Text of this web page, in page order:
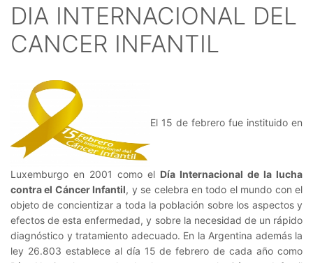
DIA INTERNACIONAL DEL
CANCER INFANTIL
El 15 de febrero fue instituido en
Luxemburgo en 2001 como el Día Internacional de la lucha
contra el Cáncer Infantil, y se celebra en todo el mundo con el
objeto de concientizar a toda la población sobre los aspectos y
efectos de esta enfermedad, y sobre la necesidad de un rápido
diagnóstico y tratamiento adecuado. En la Argentina además la
ley 26.803 establece al día 15 de febrero de cada año como